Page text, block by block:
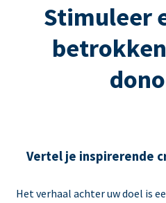
Stimuleer
Vertel je inspirerende
Het verhaal achter uw doel is